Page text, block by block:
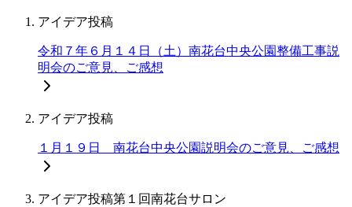
アイデア投稿
令和７年６月１４日（土）南花台中央公園整備工事説
明会のご意見、ご感想
アイデア投稿
１月１９日 南花台中央公園説明会のご意見、ご感想
アイデア投稿第１回南花台サロン